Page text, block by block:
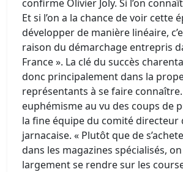
confirme Olivier Joly. Si l’on
Et si l’on a la chance de voir cette
développer de manière linéaire,
raison du démarchage entrepris
France ». La clé du succès
donc principalement dans la
représentants à se faire
euphémisme au vu des coups de
la fine équipe du comité directeur
jarnacaise. « Plutôt que de
dans les magazines spécialisés,
largement se rendre sur les